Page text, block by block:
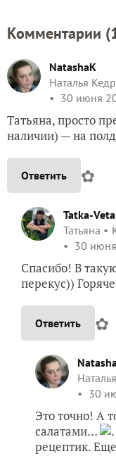
Комментарии (
NatashaK
Наталья
30 июня
Татьяна, просто
наличии) — на
Ответить ✿
Tatka-Veta
Татьяна
30
Спасибо! В
перекус))
Ответить ✿
30
Это точно! А
салатами…
рецептик.